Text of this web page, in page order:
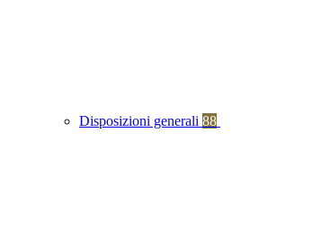
Disposizioni generali 88